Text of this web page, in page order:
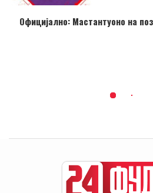
Официјално: Мастантуоно на